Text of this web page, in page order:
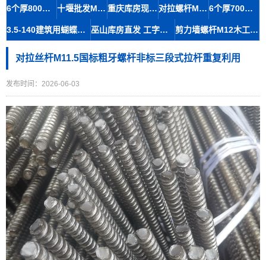
6个厚800长步步紧螺杠建筑专用夹具荣昌螺杆常年销售 十堰批发M5-80060步步紧 工地用可加工定制螺杆 重庆库房现货桥梁马镫钢筋一字型马凳7-120定位精准规格齐全 对拉螺杆M12 木工桌丝杆 筑穿墙丝 黔江区体积小 6个厚700长特厚步步紧建筑专用夹具大竹螺杆厂家
3.5-140建筑用蝴蝶卡 木工支模工具 山型卡批发 安装便捷 巫山库房直发 工字钢筋马凳8-90 承载量大 规格齐全 剪力墙螺杆M12木工等边丝杆房建施工拆除方便
对拉丝杆M11.5国标粗牙螺杆非标三段式拉杆重复利用
发布时间：2026-06-03